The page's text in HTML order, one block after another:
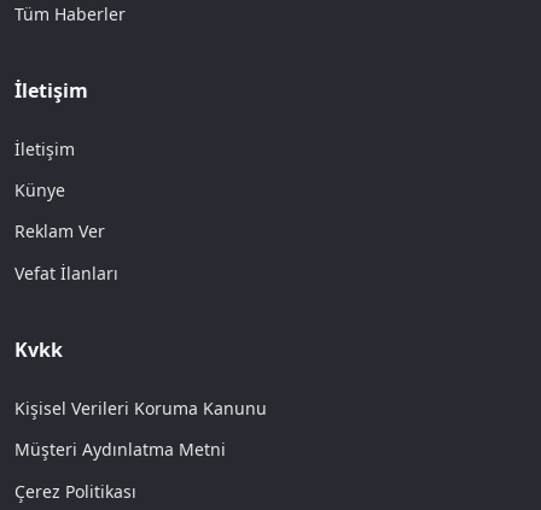
Tüm Haberler
İletişim
İletişim
Künye
Reklam Ver
Vefat İlanları
Kvkk
Kişisel Verileri Koruma Kanunu
Müşteri Aydınlatma Metni
Çerez Politikası